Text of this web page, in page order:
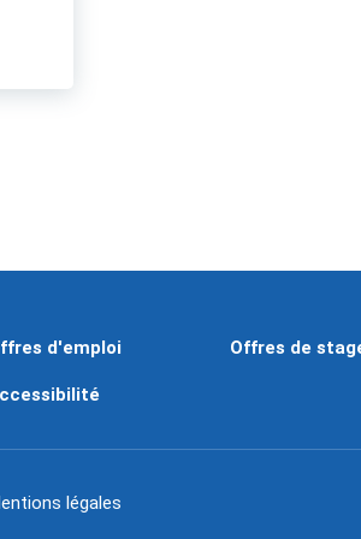
d'emploi Offres de
légales